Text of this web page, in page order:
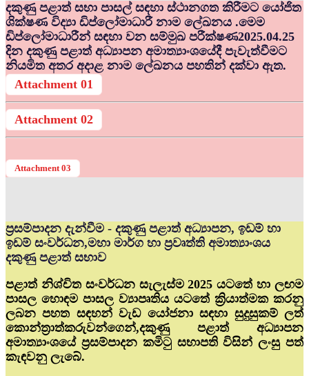
දකුණු පළාත් සභා පාසල් සඳහා ස්ථානගත කිරීමට යෝජිත
ශික්ෂණ විද්‍යා ඩිප්ලෝමාධාරී නාම ලේඛනය .මෙම
ඩිප්ලෝමාධාරීන් සඳහා වන සම්මුඛ පරීක්ෂණ2025.04.25
දින දකුණු පළාත් අධ්‍යාපන අමාත්‍යාංශයේදී පැවැත්වීමට
නියමිත අතර අදාළ නාම ලේඛනය පහතින් දක්වා ඇත.
Attachment 01
Attachment 02
Attachment 03
ප්‍රසම්පාදන දැන්වීම - දකුණු පළාත් අධ්‍යාපන, ඉඩම් හා
ඉඩම් සංවර්ධන,මහා මාර්ග හා ප්‍රවෘත්ති අමාත්‍යාංශය
දකුණු පළාත් සභාව
පළාත් නිශ්චිත සංවර්ධන සැලැස්ම 2025 යටතේ හා ලඟම
පාසල හොඳම පාසල ව්‍යාපෘතිය යටතේ ක්‍රියාත්මක කරනු
ලබන පහත සඳහන් වැඩ යෝජනා සඳහා සුදුසුකම් ලත්
කොන්ත්‍රාත්කරුවන්ගෙන්,දකුණු පළාත් අධ්‍යාපන
අමාත්‍යාංශයේ ප්‍රසම්පාදන කමිටු සභාපති විසින් ලංසු පත්
කැඳවනු ලැබේ.